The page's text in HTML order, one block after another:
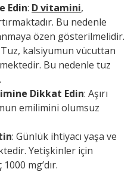
Edin: D vitamini,
Bu nedenle
özen gösterilmelidir.
kalsiyumun vücuttan
Bu nedenle tuz
Dikkat Edin: Aşırı
emilimini olumsuz
: Günlük ihtiyacı yaşa ve
Yetişkinler için
mg’dır.